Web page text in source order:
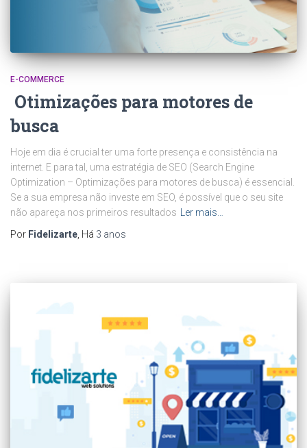
E-COMMERCE
Otimizações para motores de
busca
Hoje em dia é crucial ter uma forte presença e consistência na
internet. E para tal, uma estratégia de SEO (Search Engine
Optimization – Optimizações para motores de busca) é essencial.
Se a sua empresa não investe em SEO, é possível que o seu site
não apareça nos primeiros resultados
Ler mais…
Por Fidelizarte , Há 3 anos